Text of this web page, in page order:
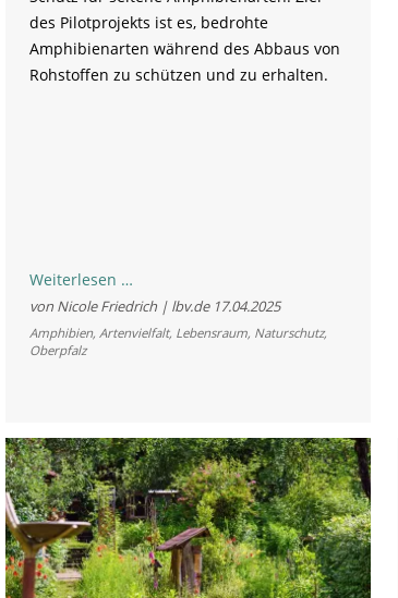
des Pilotprojekts ist es, bedrohte
Amphibienarten während des Abbaus von
Rohstoffen zu schützen und zu erhalten.
Weiterlesen …
für
Kreuzkröte
der
Oberpfalz
trifft
Abbau
auf
Artenschutz
von Nicole Friedrich | lbv.de 17.04.2025
Amphibien, Artenvielfalt, Lebensraum, Naturschutz,
Oberpfalz